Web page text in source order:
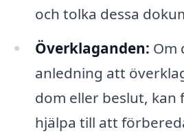
och tolka dessa
Överklaganden: Om
anledning att
dom eller beslut, kan
hjälpa till att